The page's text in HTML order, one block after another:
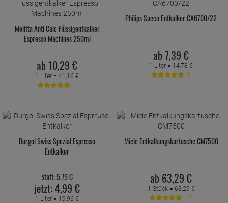
Melitta Anti Calc Flüssigentkalker
Espresso Machines 250ml
ab 10,29 €
1 Liter = 41,16 €
1
Philips Saeco Entkalker CA6700/22
ab 7,39 €
1 Liter = 14,78 €
9
Durgol Swiss Spezial Espresso
Entkalker
statt:5,79€
jetzt: 4,99 €
1 Liter = 19,96 €
14 %
Miele Entkalkungskartusche CM7500
ab 63,29 €
1 Stück = 63,29 €
12